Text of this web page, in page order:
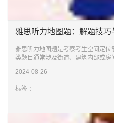
雅思听力地图题：解题技巧
雅思听力地图题是考察考生空间定
类题目通常涉及街道、建筑内部或
2024-08-26
标签 ：